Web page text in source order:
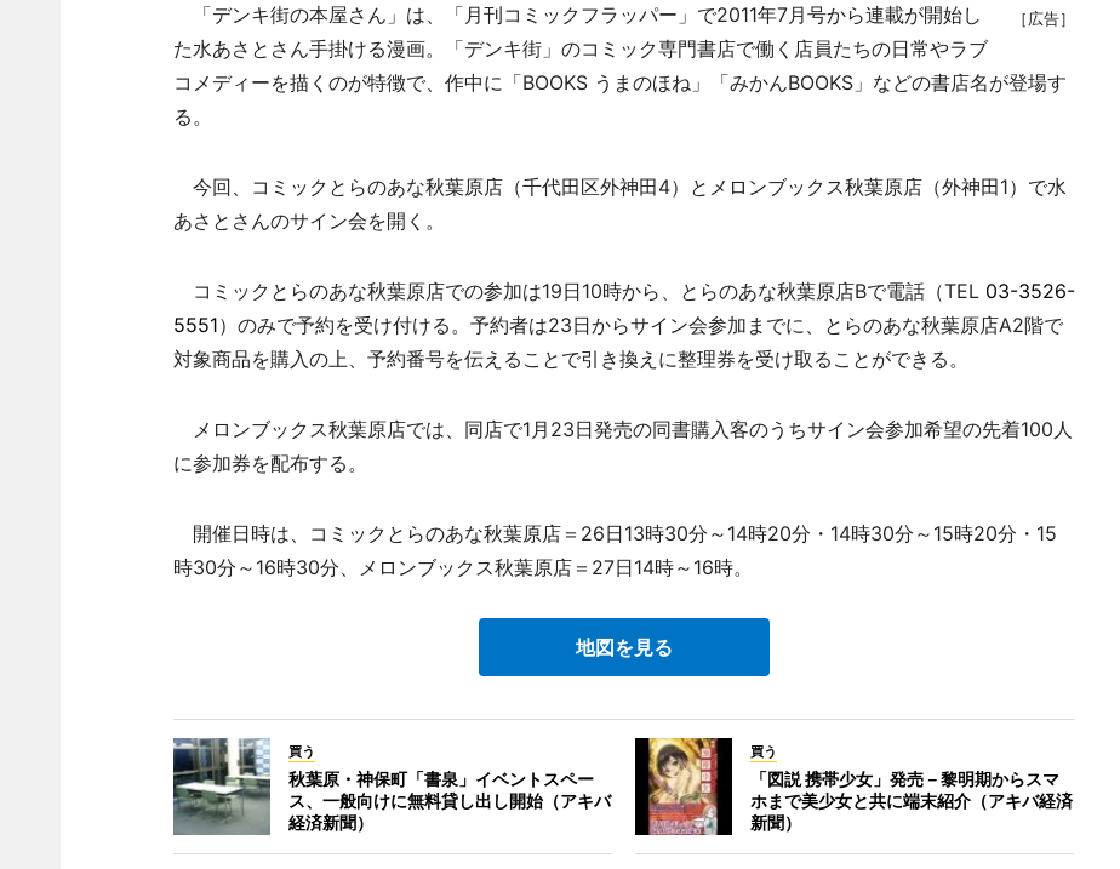
［広告］
「デンキ街の本屋さん」は、「月刊コミックフラッパー」で2011年7月号から連載が開始し
た水あさとさん手掛ける漫画。「デンキ街」のコミック専門書店で働く店員たちの日常やラブ
コメディーを描くのが特徴で、作中に「BOOKS うまのほね」「みかんBOOKS」などの書店名が登場す
る。
今回、コミックとらのあな秋葉原店（千代田区外神田4）とメロンブックス秋葉原店（外神田1）で水
あさとさんのサイン会を開く。
コミックとらのあな秋葉原店での参加は19日10時から、とらのあな秋葉原店Bで電話（TEL 03-3526-
5551）のみで予約を受け付ける。予約者は23日からサイン会参加までに、とらのあな秋葉原店A2階で
対象商品を購入の上、予約番号を伝えることで引き換えに整理券を受け取ることができる。
メロンブックス秋葉原店では、同店で1月23日発売の同書購入客のうちサイン会参加希望の先着100人
に参加券を配布する。
開催日時は、コミックとらのあな秋葉原店＝26日13時30分～14時20分・14時30分～15時20分・15
時30分～16時30分、メロンブックス秋葉原店＝27日14時～16時。
地図を見る
買う
秋葉原・神保町「書泉」イベントスペー
ス、一般向けに無料貸し出し開始（アキバ
経済新聞）
買う
「図説 携帯少女」発売－黎明期からスマ
ホまで美少女と共に端末紹介（アキバ経済
新聞）